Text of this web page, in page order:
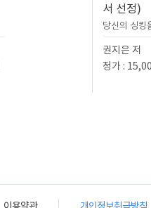
서 선정)
당신의 싱킹
권지은 저
정가 :